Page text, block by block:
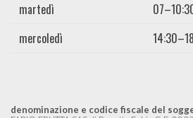
martedì
mercoledì
denominazione e codice fiscale del